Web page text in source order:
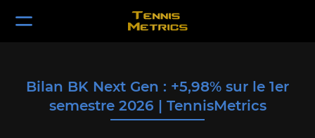
Bilan BK Next Gen : +5,98% sur le 1er
semestre 2026 | TennisMetrics